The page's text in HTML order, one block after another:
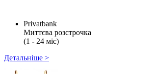
Privatbank
Миттєва розстрочка
(1 - 24 міс)
Детальніше >